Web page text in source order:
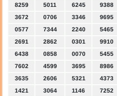
8259
5011 6245 9388
3672
0706 3346 9695
0577
7344 2240 5465
2691
2862 0301 9910
6438
0858 0070 5455
7602
4599 3695 8986
3635
2606 5321 4373
1421
3064 1146 7252